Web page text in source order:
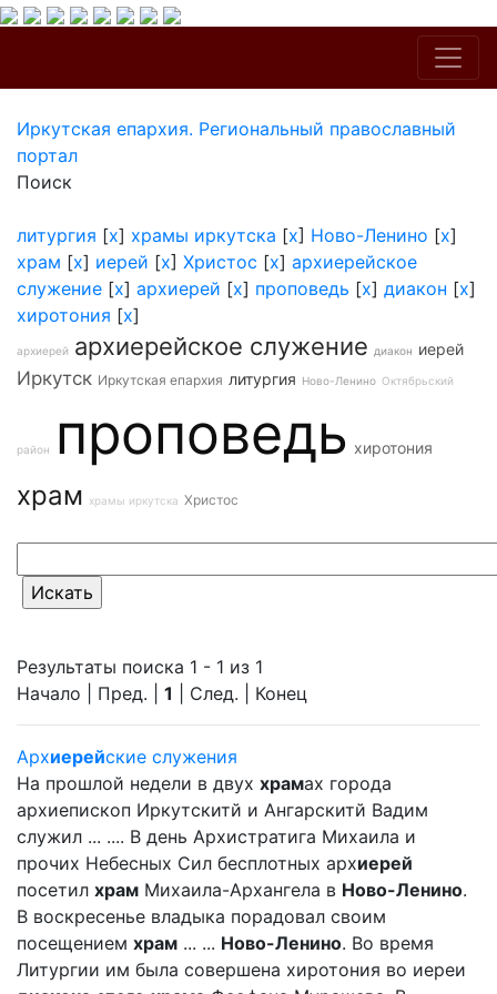
Иркутская епархия. Региональный православный
портал
Поиск
литургия [x] храмы иркутска [x] Ново-Ленино [x]
храм [x] иерей [x] Христос [x] архиерейское
служение [x] архиерей [x] проповедь [x] диакон [x]
хиротония [x]
архиерей архиерейское служение диакон иерей
Иркутск Иркутская епархия литургия Ново-Ленино Октябрьский
район проповедь хиротония
храм храмы иркутска Христос
Результаты поиска 1 - 1 из 1
Начало | Пред. | 1 | След. | Конец
Архиерейские служения
На прошлой недели в двух храмах города
архиепископ Иркутскитй и Ангарскитй Вадим
служил ... .... В день Архистратига Михаила и
прочих Небесных Сил бесплотных архиерей
посетил храм Михаила-Архангела в Ново-Ленино.
В воскресенье владыка порадовал своим
посещением храм ... ... Ново-Ленино. Во время
Литургии им была совершена хиротония во иереи